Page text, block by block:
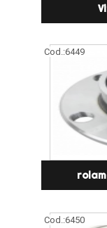
Cod.:6449
Cod.:6450